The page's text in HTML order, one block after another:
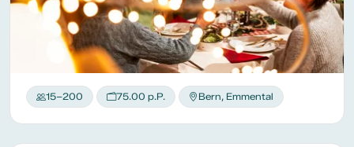
15–200 75.00 p.P. Bern, Emmental